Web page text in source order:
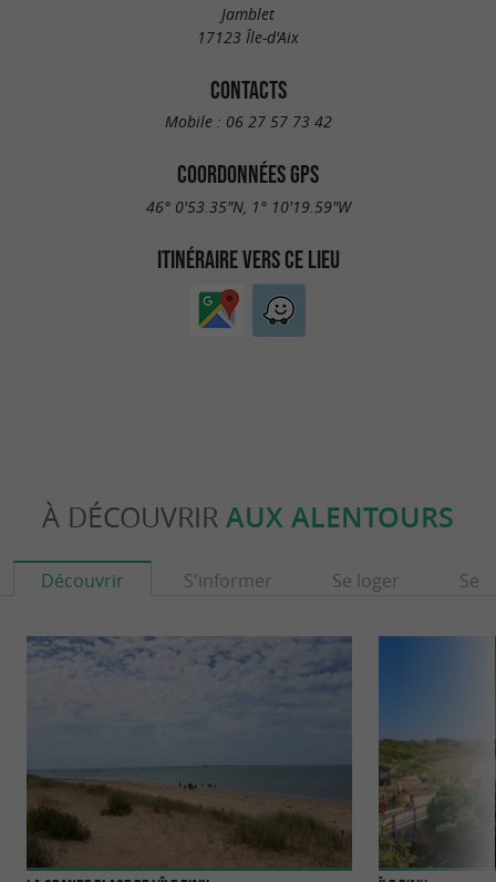
Jamblet
17123 Île-d'Aix
CONTACTS
Mobile : 06 27 57 73 42
COORDONNÉES GPS
46° 0'53.35"N, 1° 10'19.59"W
ITINÉRAIRE VERS CE LIEU
À DÉCOUVRIR AUX ALENTOURS
Découvrir S'informer Se loger Se